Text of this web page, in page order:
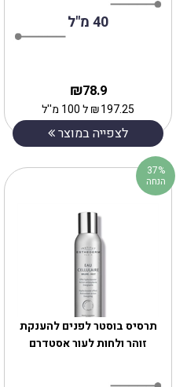
40 מ"ל
78.9
₪
197.25
₪ל 100 מ''ל
לצפייה במוצר
תרסיס בוסטר לפנים להענקת
זוהר ולחות לעור אסטדרם
37%
הנחה